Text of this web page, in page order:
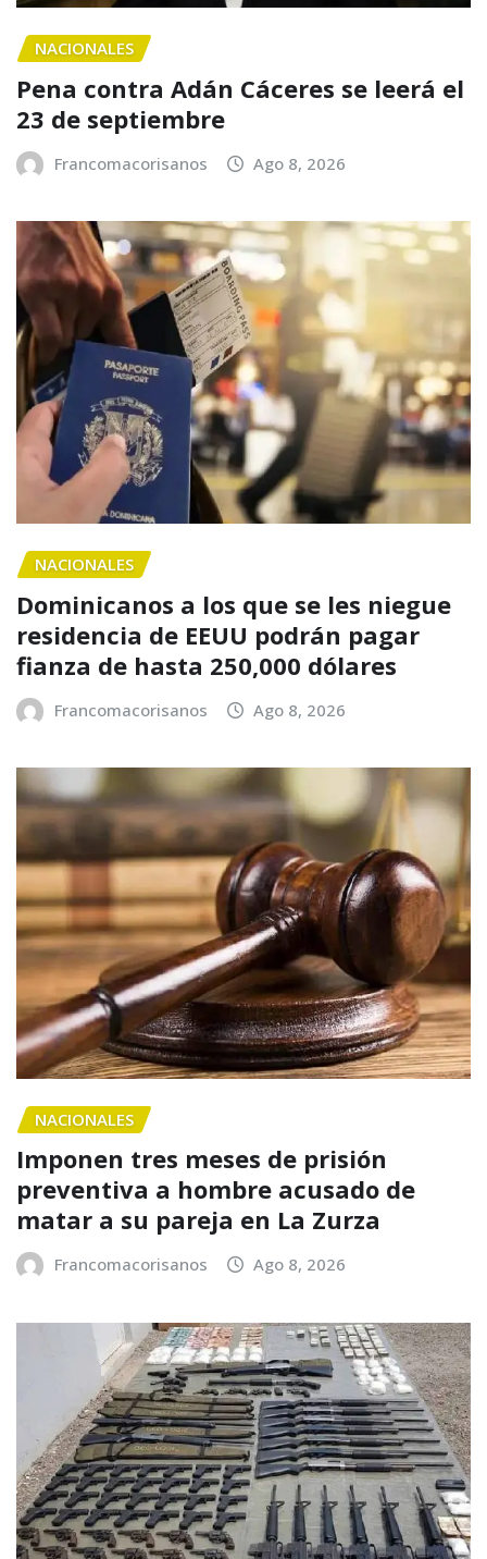
NACIONALES
Pena contra Adán Cáceres se leerá el
23 de septiembre
Francomacorisanos Ago 8, 2026
NACIONALES
Dominicanos a los que se les niegue
residencia de EEUU podrán pagar
fianza de hasta 250,000 dólares
Francomacorisanos Ago 8, 2026
NACIONALES
Imponen tres meses de prisión
preventiva a hombre acusado de
matar a su pareja en La Zurza
Francomacorisanos Ago 8, 2026